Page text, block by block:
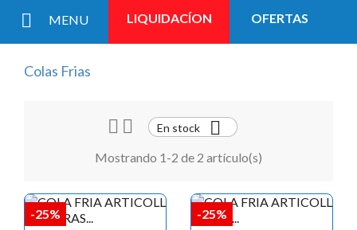
MENU LIQUIDACÍON OFERTAS
Colas Frias
  En stock 
Mostrando 1-2 de 2 artículo(s)
-25% -25%